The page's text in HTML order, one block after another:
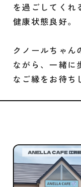
を過ごしてくれ
健康状態良好。
クノールちゃん
ながら、一緒に
なご縁をお待ち